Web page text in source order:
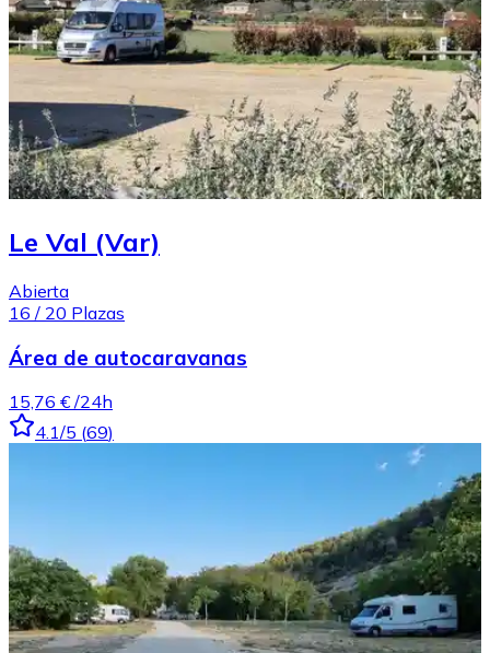
Le Val (Var)
Abierta
16 / 20 Plazas
Área de autocaravanas
15,76 € /24h
4.1/5 (69)